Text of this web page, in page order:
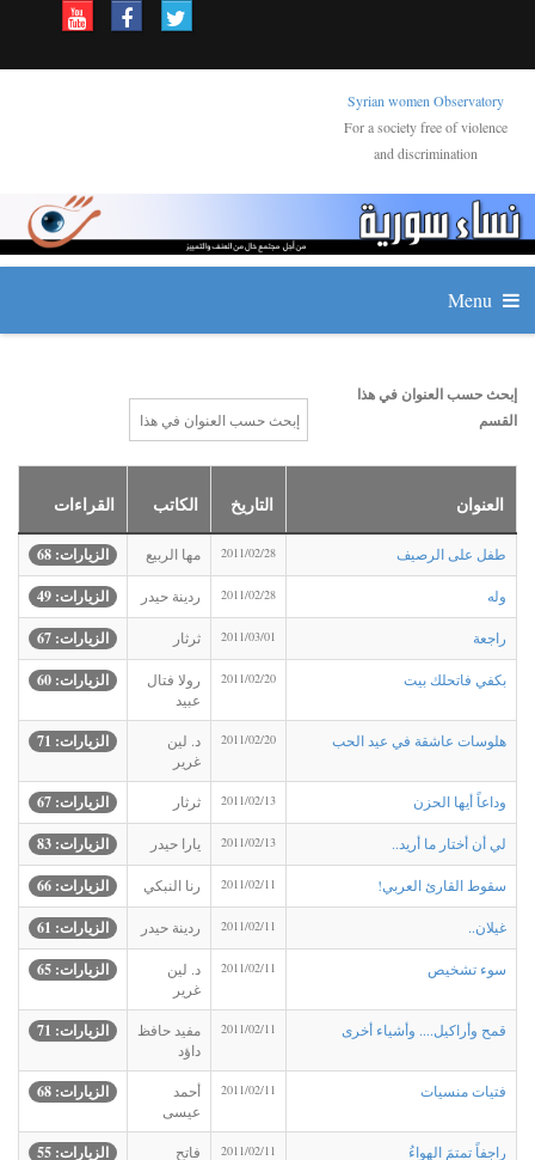
Syrian women Observatory
For a society free of violence
and discrimination
إبحث حسب العنوان في هذا
القسم
العنوان التاريخ الكاتب القراءات
طفل على الرصيف 2011/02/28 مها الربيع الزيارات: 68
وله 2011/02/28 ردينة حيدر الزيارات: 49
راجعة 2011/03/01 ثرثار الزيارات: 67
بكفي فاتحلك بيت 2011/02/20
رولا فتال
عبيد
الزيارات: 60
هلوسات عاشقة في عيد الحب 2011/02/20
د. لين
غرير
الزيارات: 71
وداعاً أيها الحزن 2011/02/13 ثرثار الزيارات: 67
لي أن أختار ما أريد.. 2011/02/13 يارا حيدر الزيارات: 83
سقوط القارئ العربي! 2011/02/11 رنا النبكي الزيارات: 66
غيلان.. 2011/02/11 ردينة حيدر الزيارات: 61
سوء تشخيص 2011/02/11
د. لين
غرير
الزيارات: 65
قمح وأراكيل.... وأشياء أخرى 2011/02/11
مفيد حافظ
داؤد
الزيارات: 71
فتيات منسيات 2011/02/11
أحمد
عيسى
الزيارات: 68
راجفاً تمتمَ الهواءُ 2011/02/11
فاتح
الزيارات: 55